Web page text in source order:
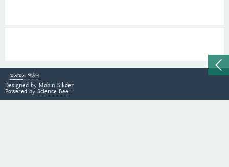
মতামত পাঠান
Designed by Mobin Sikder
Powered by Science Bee